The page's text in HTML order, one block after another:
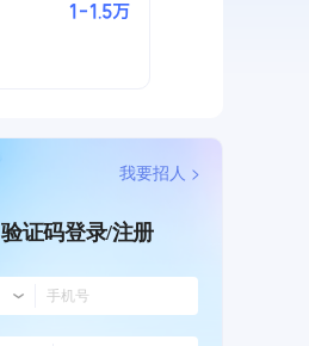
1-1.5万
验证码登录/注册
我要招人 >